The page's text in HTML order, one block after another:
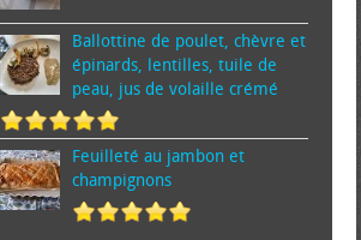
Ballottine de poulet, chèvre et
épinards, lentilles, tuile de
peau, jus de volaille crémé
Feuilleté au jambon et
champignons